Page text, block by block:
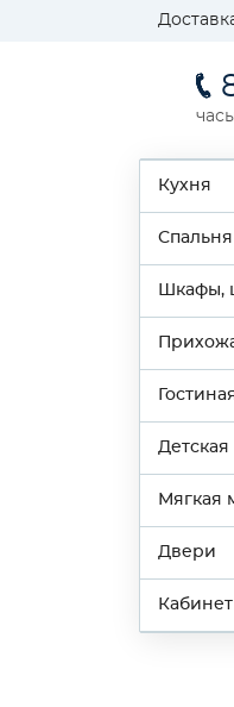
Кухня
Спальня
Шкафы,
Мягкая
Двери
Кабинет